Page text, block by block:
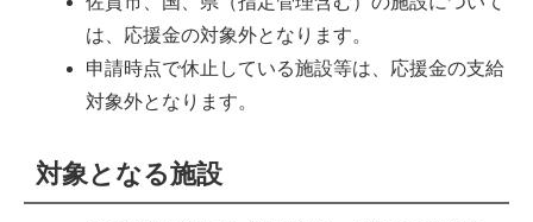
は、応援金の対象外となります。
申請時点で休止している施設等は、応援金の支給
対象外となります。
対象となる施設